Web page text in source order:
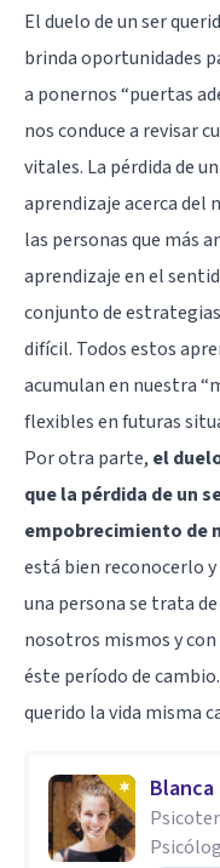
El duelo de un ser
brinda oportunidades
a ponernos “puertas
nos conduce a revisar
vitales. La pérdida de
aprendizaje acerca del
las personas que más
aprendizaje en el
conjunto de
difícil. Todos estos
acumulan en nuestra
flexibles en futuras
Por otra parte, el
que la pérdida de un
empobrecimiento de
está bien reconocerlo
una persona se trata
nosotros mismos y
éste período de
querido la vida misma
Blanca